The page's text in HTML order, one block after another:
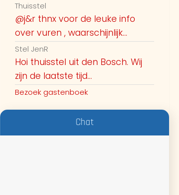
Thuisstel
@j&r thnx voor de leuke info
over vuren , waarschijnlijk...
Stel JenR
Hoi thuisstel uit den Bosch. Wij
zijn de laatste tijd...
Bezoek gastenboek
Chat